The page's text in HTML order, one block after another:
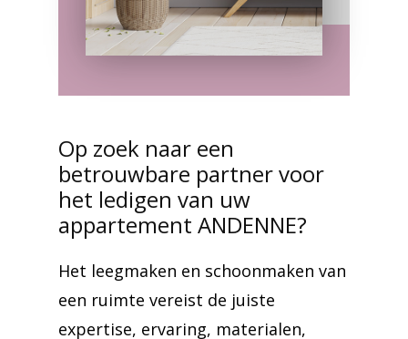
Op zoek naar een
betrouwbare partner voor
het ledigen van uw
appartement ANDENNE?
Het leegmaken en schoonmaken van
een ruimte vereist de juiste
expertise, ervaring, materialen,